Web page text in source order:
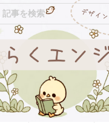
記事を検索